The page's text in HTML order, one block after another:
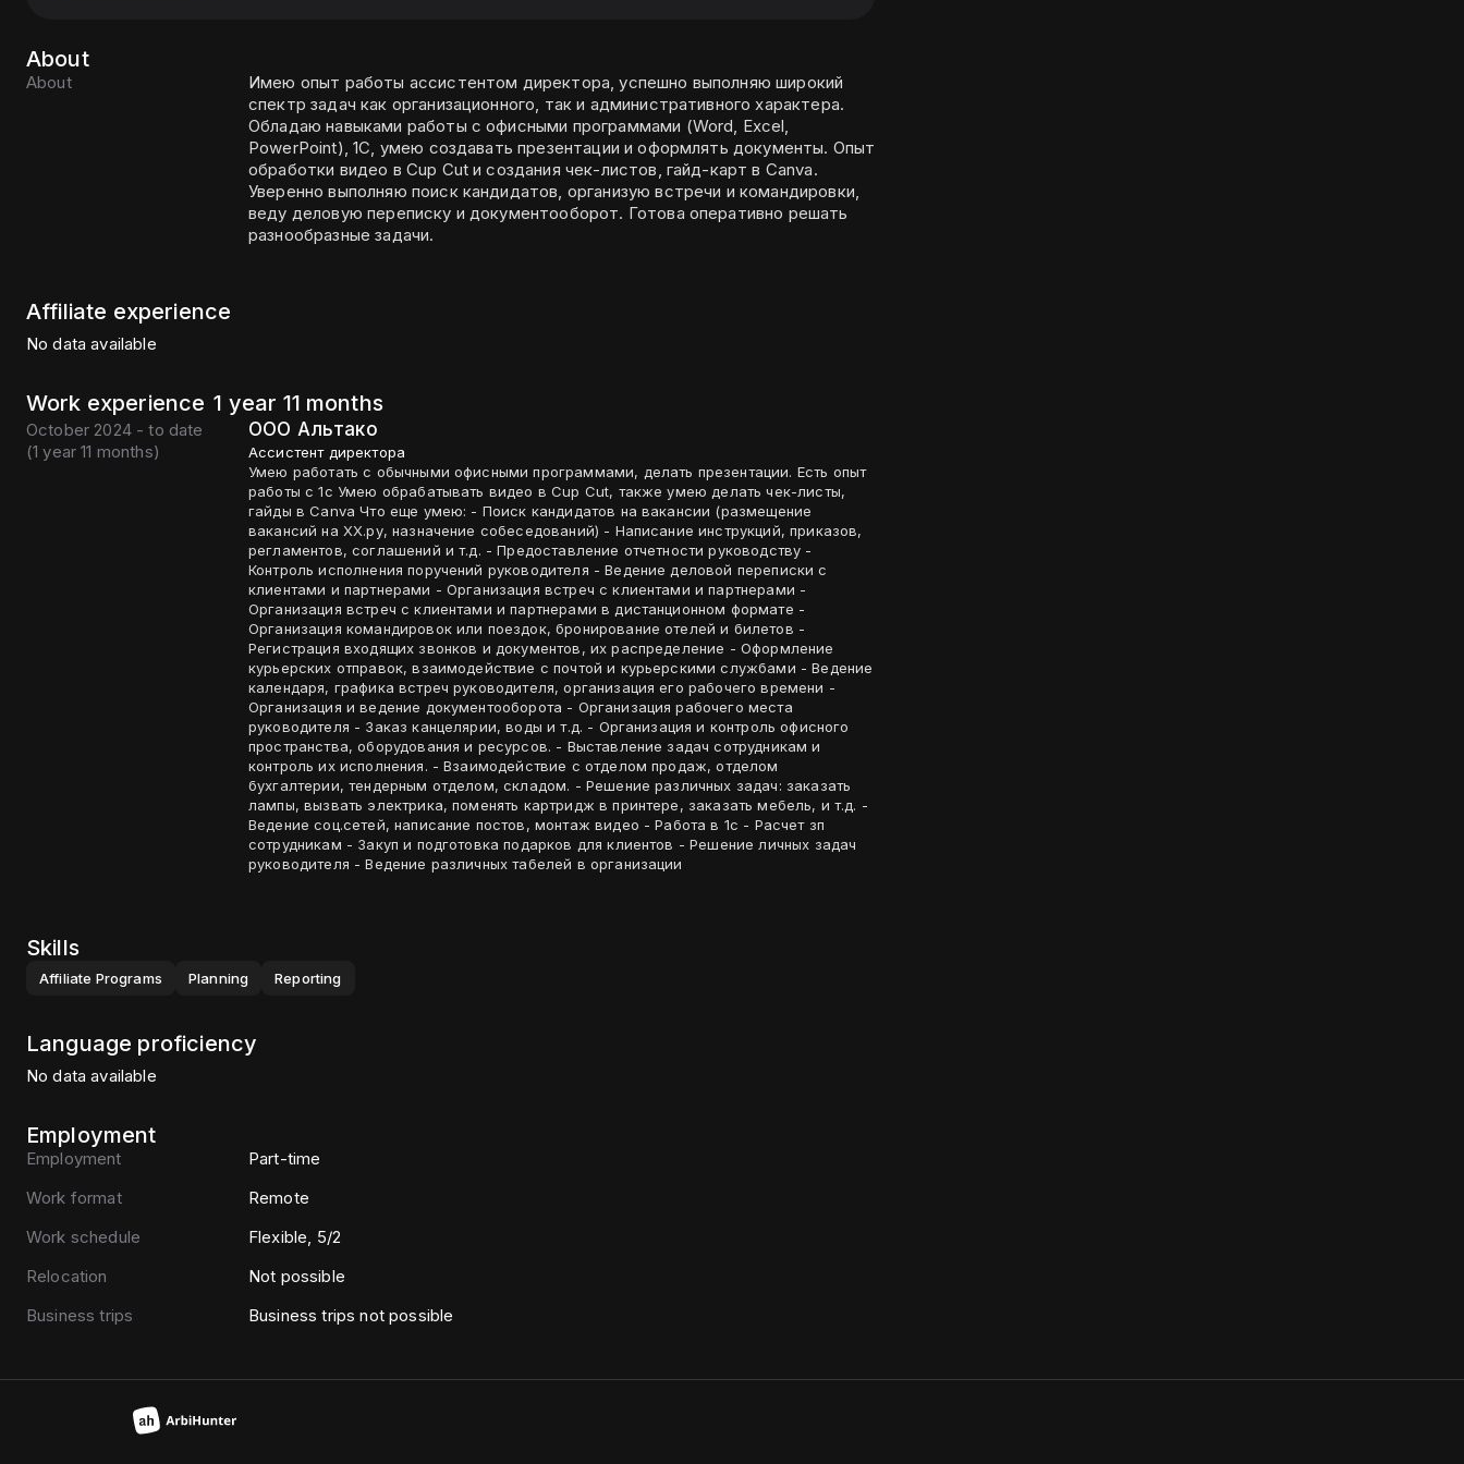
About
About
Имею опыт работы ассистентом директора, успешно выполняю широкий
спектр задач как организационного, так и административного характера.
Обладаю навыками работы с офисными программами (Word, Excel,
PowerPoint), 1С, умею создавать презентации и оформлять документы. Опыт
обработки видео в Cup Cut и создания чек-листов, гайд-карт в Canva.
Уверенно выполняю поиск кандидатов, организую встречи и командировки,
веду деловую переписку и документооборот. Готова оперативно решать
разнообразные задачи.
Affiliate experience
No data available
Work experience 1 year 11 months
October 2024 - to date
(1 year 11 months)
ООО Альтако
Ассистент директора
Умею работать с обычными офисными программами, делать презентации. Есть опыт
работы с 1с Умею обрабатывать видео в Cup Cut, также умею делать чек-листы,
гайды в Canva Что еще умею: - Поиск кандидатов на вакансии (размещение
вакансий на ХХ.ру, назначение собеседований) - Написание инструкций, приказов,
регламентов, соглашений и т.д. - Предоставление отчетности руководству -
Контроль исполнения поручений руководителя - Ведение деловой переписки с
клиентами и партнерами - Организация встреч с клиентами и партнерами -
Организация встреч с клиентами и партнерами в дистанционном формате -
Организация командировок или поездок, бронирование отелей и билетов -
Регистрация входящих звонков и документов, их распределение - Оформление
курьерских отправок, взаимодействие с почтой и курьерскими службами - Ведение
календаря, графика встреч руководителя, организация его рабочего времени -
Организация и ведение документооборота - Организация рабочего места
руководителя - Заказ канцелярии, воды и т.д. - Организация и контроль офисного
пространства, оборудования и ресурсов. - Выставление задач сотрудникам и
контроль их исполнения. - Взаимодействие с отделом продаж, отделом
бухгалтерии, тендерным отделом, складом. - Решение различных задач: заказать
лампы, вызвать электрика, поменять картридж в принтере, заказать мебель, и т.д. -
Ведение соц.сетей, написание постов, монтаж видео - Работа в 1с - Расчет зп
сотрудникам - Закуп и подготовка подарков для клиентов - Решение личных задач
руководителя - Ведение различных табелей в организации
Skills
Affiliate Programs Planning Reporting
Language proficiency
No data available
Employment
Employment
Part-time
Work format
Remote
Work schedule
Flexible, 5/2
Relocation
Not possible
Business trips
Business trips not possible